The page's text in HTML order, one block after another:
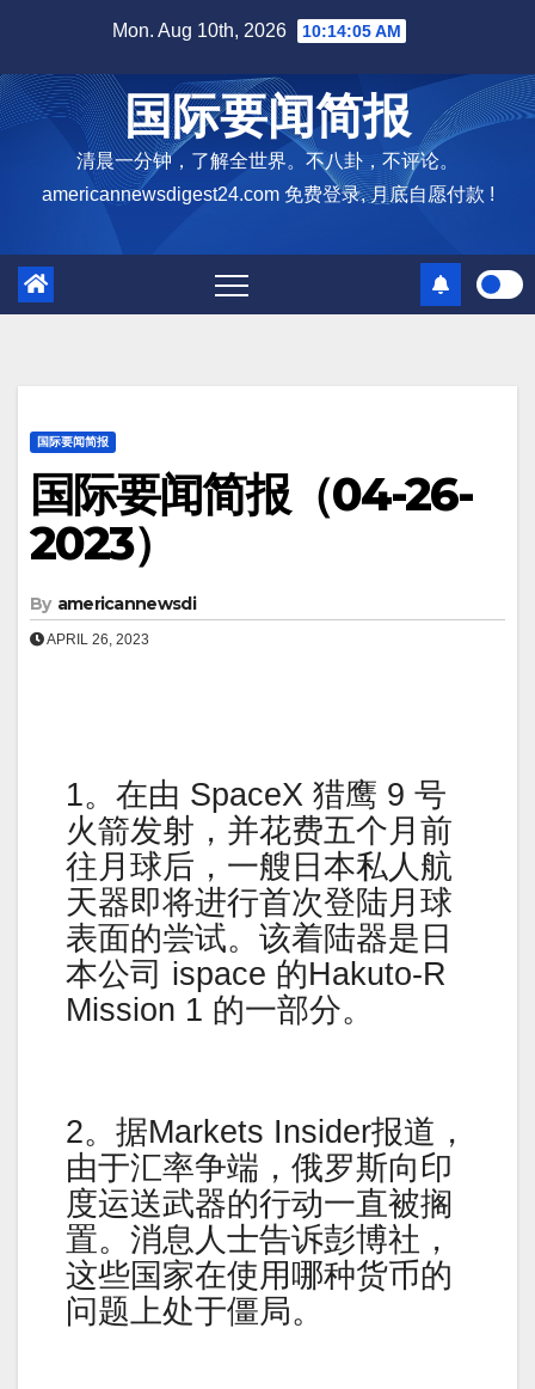
content
Mon. Aug 10th, 2026 10:14:06 AM
国际要闻简报
清晨一分钟，了解全世界。不八卦，不评论。
americannewsdigest24.com 免费登录, 月底自愿付款 !
国际要闻简报
国际要闻简报（04-26-
2023）
By americannewsdi
APRIL 26, 2023
1。在由 SpaceX 猎鹰 9 号
火箭发射，并花费五个月前
往月球后，一艘日本私人航
天器即将进行首次登陆月球
表面的尝试。该着陆器是日
本公司 ispace 的Hakuto-R
Mission 1 的一部分。
2。据Markets Insider报道，
由于汇率争端，俄罗斯向印
度运送武器的行动一直被搁
置。消息人士告诉彭博社，
这些国家在使用哪种货币的
问题上处于僵局。